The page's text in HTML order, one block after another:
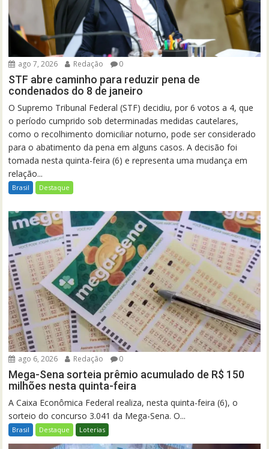
ago 7, 2026 Redação 0
STF abre caminho para reduzir pena de
condenados do 8 de janeiro
O Supremo Tribunal Federal (STF) decidiu, por 6 votos a 4, que
o período cumprido sob determinadas medidas cautelares,
como o recolhimento domiciliar noturno, pode ser considerado
para o abatimento da pena em alguns casos. A decisão foi
tomada nesta quinta-feira (6) e representa uma mudança em
relação...
Brasil Destaque
ago 6, 2026 Redação 0
Mega-Sena sorteia prêmio acumulado de R$ 150
milhões nesta quinta-feira
A Caixa Econômica Federal realiza, nesta quinta-feira (6), o
sorteio do concurso 3.041 da Mega-Sena. O...
Brasil Destaque Loterias